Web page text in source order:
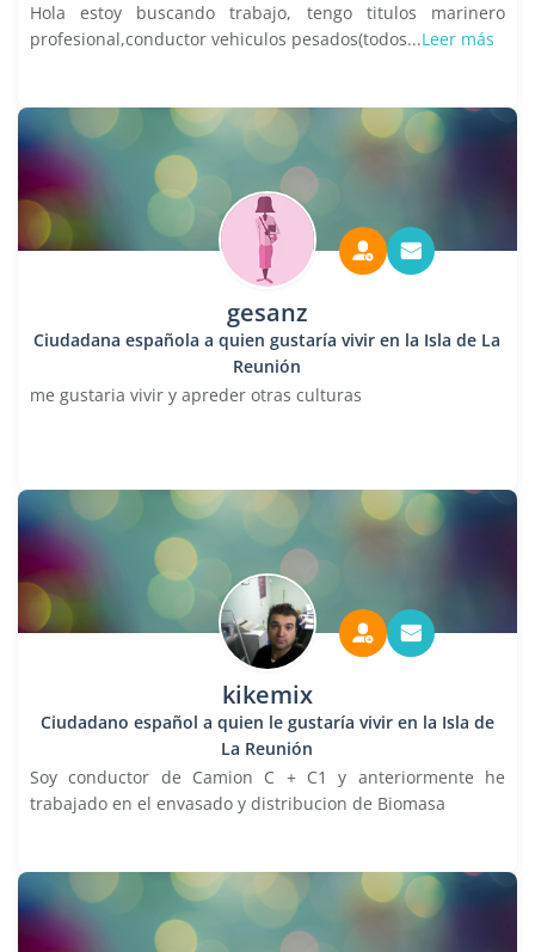
Hola estoy buscando trabajo, tengo titulos marinero
profesional,conductor vehiculos pesados(todos...Leer más
gesanz
Ciudadana española a quien gustaría vivir en la Isla de La
Reunión
me gustaria vivir y apreder otras culturas
kikemix
Ciudadano español a quien le gustaría vivir en la Isla de
La Reunión
Soy conductor de Camion C + C1 y anteriormente he
trabajado en el envasado y distribucion de Biomasa